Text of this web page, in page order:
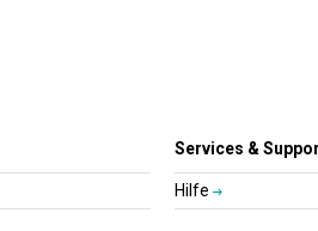
Services &
Hilfe